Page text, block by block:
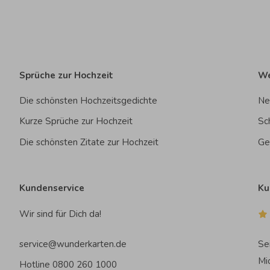
Sprüche zur Hochzeit
Die schönsten Hochzeitsgedichte
Kurze Sprüche zur Hochzeit
Die schönsten Zitate zur Hochzeit
Kundenservice
Wir sind für Dich da!
service@wunderkarten.de
Hotline 0800 260 1000